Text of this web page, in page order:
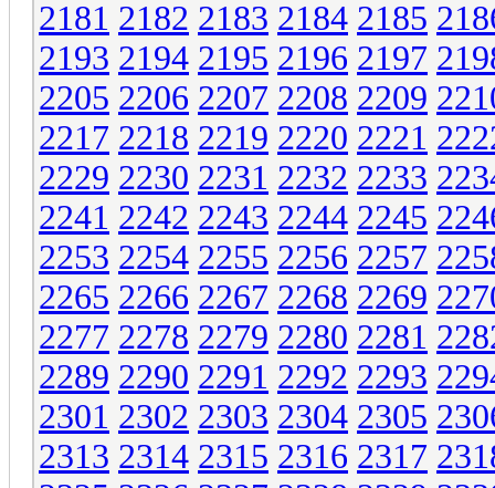
2181 2182 2183 2184 2185
2193 2194 2195 2196 2197
2205 2206 2207 2208 2209
2217 2218 2219 2220 2221
2229 2230 2231 2232 2233
2241 2242 2243 2244 2245
2253 2254 2255 2256 2257
2265 2266 2267 2268 2269
2277 2278 2279 2280 2281
2289 2290 2291 2292 2293
2301 2302 2303 2304 2305
2313 2314 2315 2316 2317